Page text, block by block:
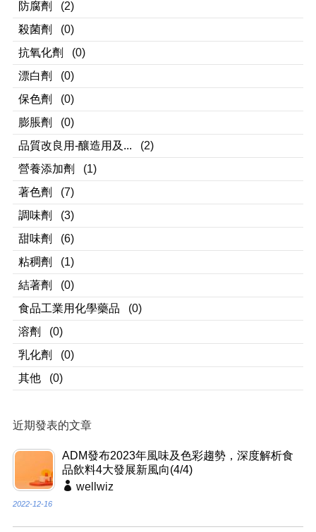
防腐劑
(2)
殺菌劑
(0)
抗氧化劑
(0)
漂白劑
(0)
保色劑
(0)
膨脹劑
(0)
品質改良用-釀造用及...
(2)
營養添加劑
(1)
著色劑
(7)
調味劑
(3)
甜味劑
(6)
粘稠劑
(1)
結著劑
(0)
食品工業用化學藥品
(0)
溶劑
(0)
乳化劑
(0)
其他
(0)
近期發表的文章
ADM發布2023年風味及色彩趨勢，深度解析食
品飲料4大發展新風向(4/4)
wellwiz
2022-12-16